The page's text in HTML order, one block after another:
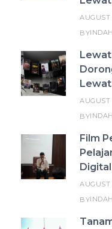
AUGUST
BY
Lewat
AUGUST
BY
Film
AUGUST
BY